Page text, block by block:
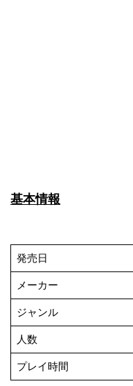
基本情報
発売日
メーカー
ジャンル
人数
プレイ時間